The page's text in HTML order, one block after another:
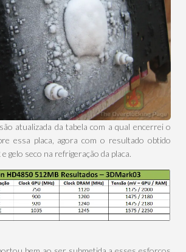
atualizada da tabela com a qual encerrei o
essa placa, agora com o resultado obtido
gelo seco na refrigeração da placa.